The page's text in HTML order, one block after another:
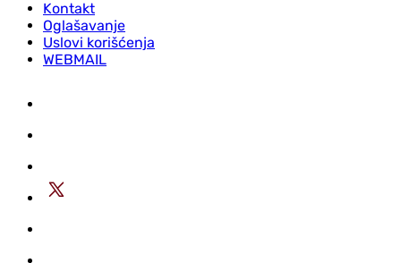
Kontakt
Oglašavanje
Uslovi korišćenja
WEBMAIL